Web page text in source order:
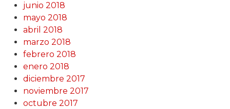
junio 2018
mayo 2018
abril 2018
marzo 2018
febrero 2018
enero 2018
diciembre 2017
noviembre 2017
octubre 2017